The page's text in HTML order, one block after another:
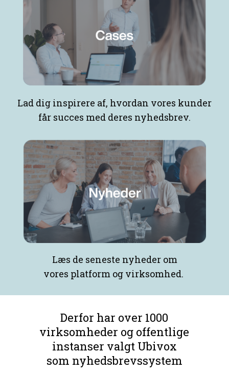
Lad dig inspirere af, hvordan vores kunder
får succes med deres nyhedsbrev.
Læs de seneste nyheder om
vores platform og virksomhed.
Derfor har over 1000
virksomheder og offentlige
instanser valgt Ubivox
som nyhedsbrevssystem